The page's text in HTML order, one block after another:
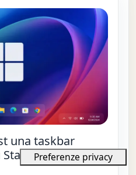
una taskbar
più